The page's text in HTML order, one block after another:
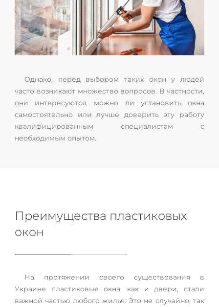
Однако, перед выбором таких окон у людей
часто возникают множество вопросов. В частности,
они интересуются, можно ли установить окна
самостоятельно или лучше доверить эту работу
квалифицированным специалистам с
необходимым опытом.
Преимущества пластиковых
окон
На протяжении своего существования в
Украине пластиковые окна, как и двери, стали
важной частью любого жилья. Это не случайно, так